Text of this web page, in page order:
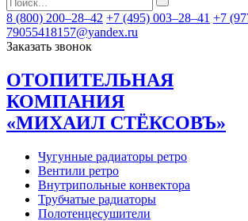
8 (800) 200–28–42 +7 (495) 003–28–41 +7
79055418157@yandex.ru
Заказать звонок
ОТОПИТЕЛЬНАЯ
КОМПАНИЯ
«МИХАИЛ СТЁКСОВЪ»
Чугунные радиаторы ретро
Вентили ретро
Внутрипольные конвектора
Трубчатые радиаторы
Полотенцесушители